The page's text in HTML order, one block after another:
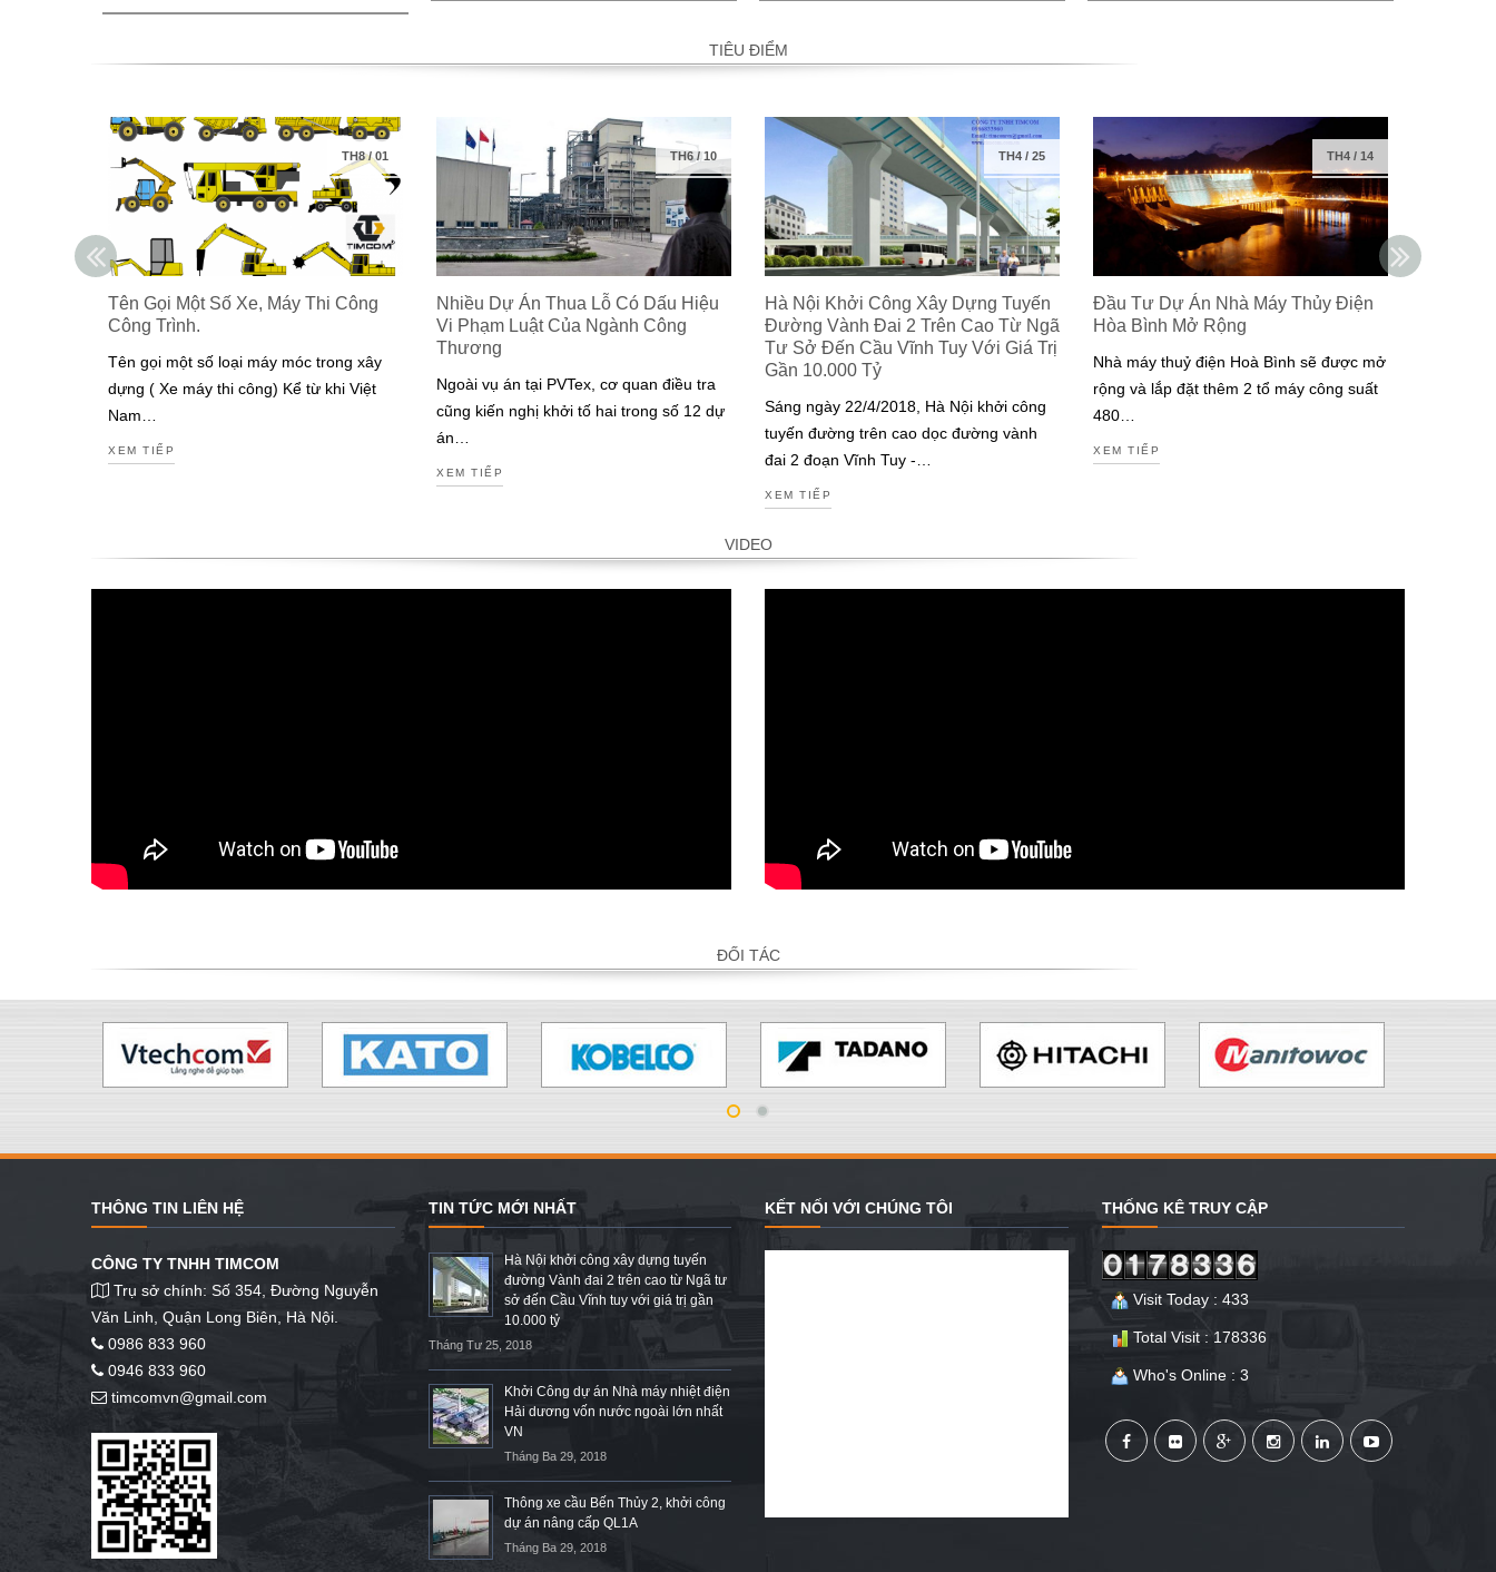
TIÊU ĐIỂM
TH8/01
Tên Gọi Một Số Xe, Máy Thi Công
Công Trình.
Tên gọi một số loại máy móc trong xây
dựng ( Xe máy thi công) Kể từ khi Việt
Nam…
XEM TIẾP
TH6/10
Nhiều Dự Án Thua Lỗ Có Dấu Hiệu
Vi Phạm Luật Của Ngành Công
Thương
Ngoài vụ án tại PVTex, cơ quan điều tra
cũng kiến nghị khởi tố hai trong số 12 dự
án…
XEM TIẾP
TH4 / 25
Hà Nội Khởi Công Xây Dựng Tuyến
Đường Vành Đai 2 Trên Cao Từ Ngã
Tư Sở Đến Cầu Vĩnh Tuy Với Giá Trị
Gần 10.000 Tỷ
Sáng ngày 22/4/2018, Hà Nội khởi công
tuyến đường trên cao dọc đường vành
đai 2 đoạn Vĩnh Tuy -…
XEM TIẾP
TH4 / 14
Đầu Tư Dự Án Nhà Máy Thủy Điện
Hòa Bình Mở Rộng
Nhà máy thuỷ điện Hoà Bình sẽ được mở
rộng và lắp đặt thêm 2 tổ máy công suất
480…
XEM TIẾP
VIDEO
ĐỐI TÁC
THÔNG TIN LIÊN HỆ
CÔNG TY TNHH TIMCOM
Trụ sở chính: Số 354, Đường Nguyễn
Văn Linh, Quận Long Biên, Hà Nội.
0986 833 960
0946 833 960
timcomvn@gmail.com
TIN TỨC MỚI NHẤT
Hà Nội khởi công xây dựng tuyến
đường Vành đai 2 trên cao từ Ngã tư
sở đến Cầu Vĩnh tuy với giá trị gần
10.000 tỷ
Tháng Tư 25, 2018
Khởi Công dự án Nhà máy nhiệt điện
Hải dương vốn nước ngoài lớn nhất
VN
Tháng Ba 29, 2018
Thông xe cầu Bến Thủy 2, khởi công
dự án nâng cấp QL1A
Tháng Ba 29, 2018
KẾT NỐI VỚI CHÚNG TÔI THỐNG KÊ TRUY CẬP
Visit Today : 433
Total Visit : 178336
Who's Online : 3